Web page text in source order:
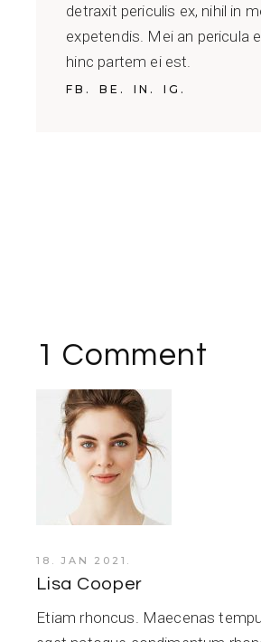
detraxit periculis ex, nihil in
expetendis. Mei an pericula
hinc partem ei est.
FB. BE. IN. IG.
1 Comment
18. JAN 2021.
Lisa Cooper
Etiam rhoncus. Maecenas